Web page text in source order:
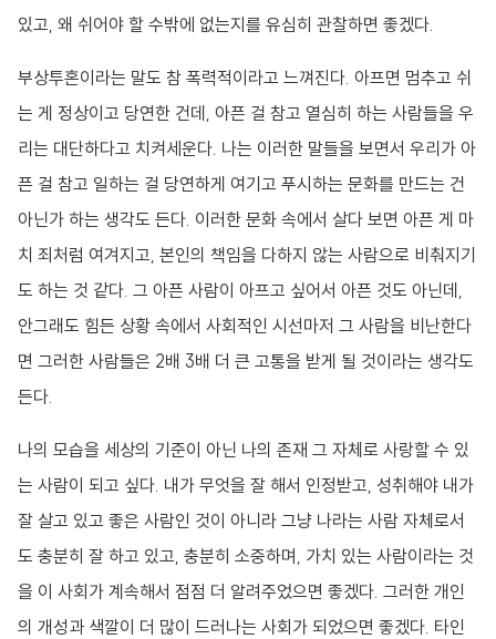
있고, 왜 쉬어야 할 수밖에 없는지를 유심히 관찰하면 좋겠다.
부상투혼이라는 말도 참 폭력적이라고 느껴진다. 아프면 멈추고 쉬
는 게 정상이고 당연한 건데, 아픈 걸 참고 열심히 하는 사람들을 우
리는 대단하다고 치켜세운다. 나는 이러한 말들을 보면서 우리가 아
픈 걸 참고 일하는 걸 당연하게 여기고 푸시하는 문화를 만드는 건
아닌가 하는 생각도 든다. 이러한 문화 속에서 살다 보면 아픈 게 마
치 죄처럼 여겨지고, 본인의 책임을 다하지 않는 사람으로 비춰지기
도 하는 것 같다. 그 아픈 사람이 아프고 싶어서 아픈 것도 아닌데,
안그래도 힘든 상황 속에서 사회적인 시선마저 그 사람을 비난한다
면 그러한 사람들은 2배 3배 더 큰 고통을 받게 될 것이라는 생각도
든다.
나의 모습을 세상의 기준이 아닌 나의 존재 그 자체로 사랑할 수 있
는 사람이 되고 싶다. 내가 무엇을 잘 해서 인정받고, 성취해야 내가
잘 살고 있고 좋은 사람인 것이 아니라 그냥 나라는 사람 자체로서
도 충분히 잘 하고 있고, 충분히 소중하며, 가치 있는 사람이라는 것
을 이 사회가 계속해서 점점 더 알려주었으면 좋겠다. 그러한 개인
의 개성과 색깔이 더 많이 드러나는 사회가 되었으면 좋겠다. 타인